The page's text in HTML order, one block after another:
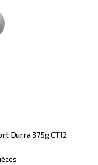
Durra 375g CT12